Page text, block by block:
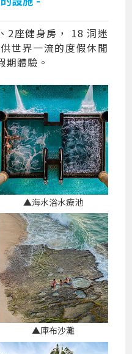
2座健身房， 18 洞迷
世界一流的度假休閒
期體驗。
▲海水浴水療池
▲庫布沙灘